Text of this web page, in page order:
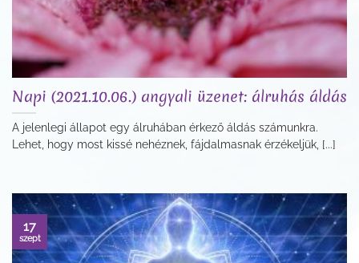
Napi (2021.10.06.) angyali üzenet: álruhás áldás
A jelenlegi állapot egy álruhában érkező áldás számunkra.
Lehet, hogy most kissé nehéznek, fájdalmasnak érzékeljük, [...]
17
szept